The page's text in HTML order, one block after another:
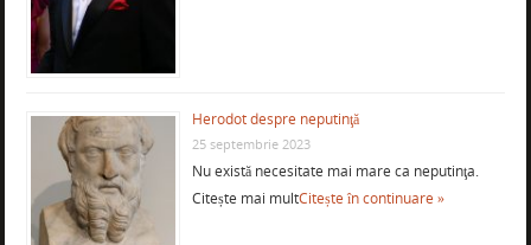
Herodot despre neputinţă
25 septembrie 2023
Nu există necesitate mai mare ca neputinţa.
Citește mai multCitește în continuare »